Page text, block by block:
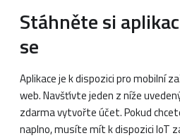
Stáhněte si
se
Aplikace je k dispozici pro mobilní
web. Navšťivte jeden z níže
zdarma vytvořte účet. Pokud
naplno, musíte mít k dispozici IoT